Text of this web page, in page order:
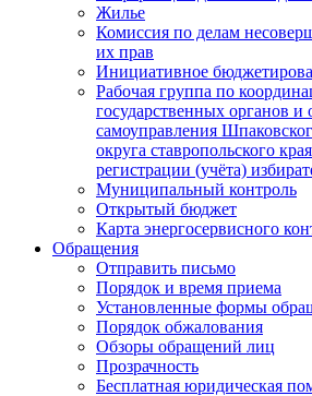
Жилье
Комиссия по делам
их прав
Инициативное
Рабочая группа по
государственных органов и
самоуправления
округа ставропольского
регистрации (учёта)
Муниципальный контроль
Открытый бюджет
Карта энергосервисного
Обращения
Отправить письмо
Порядок и время приема
Установленные формы
Порядок обжалования
Обзоры обращений лиц
Прозрачность
Бесплатная юридическая